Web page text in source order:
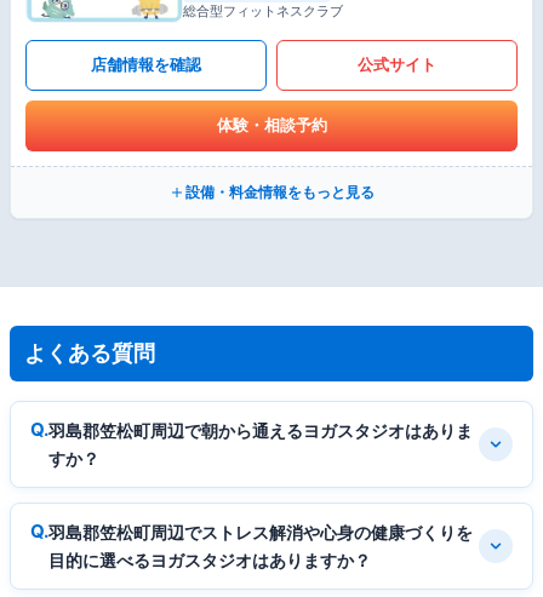
総合型フィットネスクラブ
店舗情報を確認 公式サイト
体験・相談予約
設備・料金情報をもっと見る
よくある質問
羽島郡笠松町周辺で朝から通えるヨガスタジオはありま
すか？
羽島郡笠松町周辺でストレス解消や心身の健康づくりを
目的に選べるヨガスタジオはありますか？